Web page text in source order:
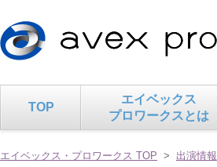
TOP
エイベックス
プロワークスとは
エイベックス・プロワークス TOP > 出演情報